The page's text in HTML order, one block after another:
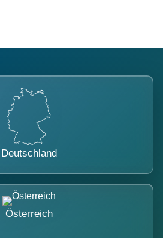
Deutschland
Österreich